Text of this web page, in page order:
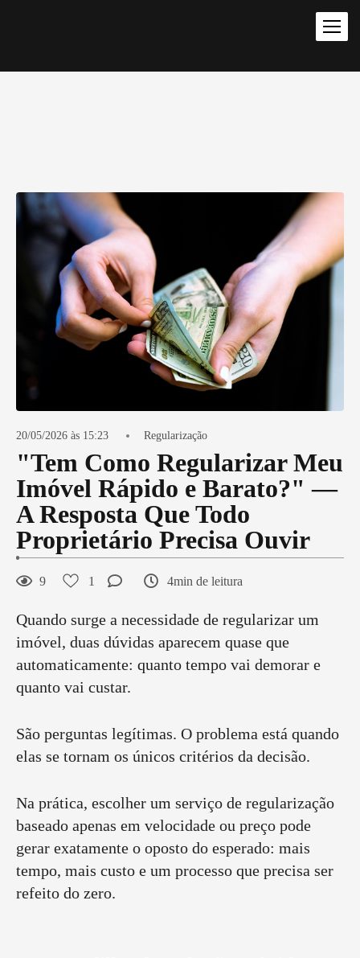
20/05/2026 às 15:23 Regularização
"Tem Como Regularizar Meu
Imóvel Rápido e Barato?" —
A Resposta Que Todo
Proprietário Precisa Ouvir
9 1 4min de leitura
Quando surge a necessidade de regularizar um
imóvel, duas dúvidas aparecem quase que
automaticamente: quanto tempo vai demorar e
quanto vai custar.
São perguntas legítimas. O problema está quando
elas se tornam os únicos critérios da decisão.
Na prática, escolher um serviço de regularização
baseado apenas em velocidade ou preço pode
gerar exatamente o oposto do esperado: mais
tempo, mais custo e um processo que precisa ser
refeito do zero.